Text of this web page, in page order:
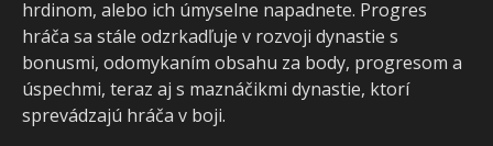
hrdinom, alebo ich úmyselne napadnete. Progres
hráča sa stále odzrkadľuje v rozvoji dynastie s
bonusmi, odomykaním obsahu za body, progresom a
úspechmi, teraz aj s maznáčikmi dynastie, ktorí
sprevádzajú hráča v boji.